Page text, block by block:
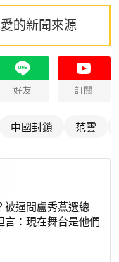
的新聞來源
好友 訂閱
中國封鎖 范雲
被逼問盧秀燕選總
：現在舞台是他們